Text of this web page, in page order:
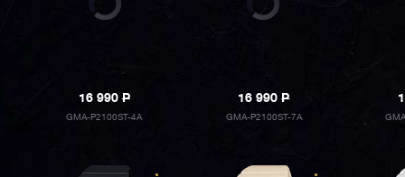
16 990P
GMA-P2100ST-4A
16 990P
GMA-P2100ST-7A